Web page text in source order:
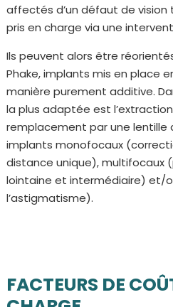
affectés d’un défaut de
pris en charge via une
Ils peuvent alors être
Phake, implants mis en place
manière purement additive.
la plus adaptée est
remplacement par une lentille
implants monofocaux
distance unique), multifocaux
lointaine et intermédiaire) et/
l’astigmatisme).
FACTEURS DE